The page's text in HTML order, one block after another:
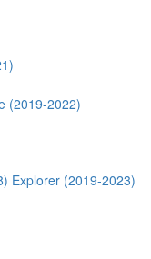
(2019-2022)
Explorer (2019-2023)